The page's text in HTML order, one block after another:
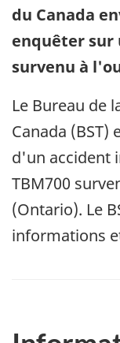
du Canada
enquêter sur
survenu à
Le Bureau de
Canada (BST)
d'un accident
TBM700
(Ontario). Le
informations